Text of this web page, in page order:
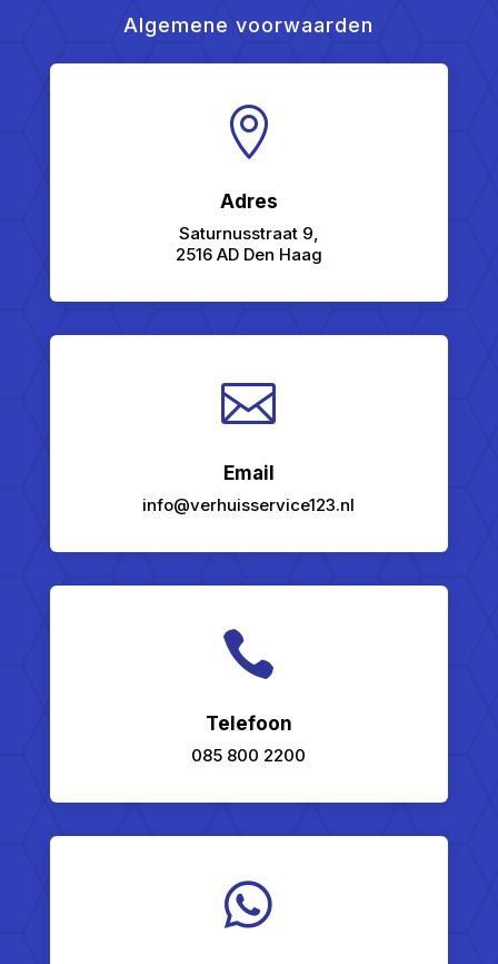
Algemene voorwaarden

Adres
Saturnusstraat 9,
2516 AD Den Haag

Email
info@verhuisservice123.nl

Telefoon
085 800 2200
